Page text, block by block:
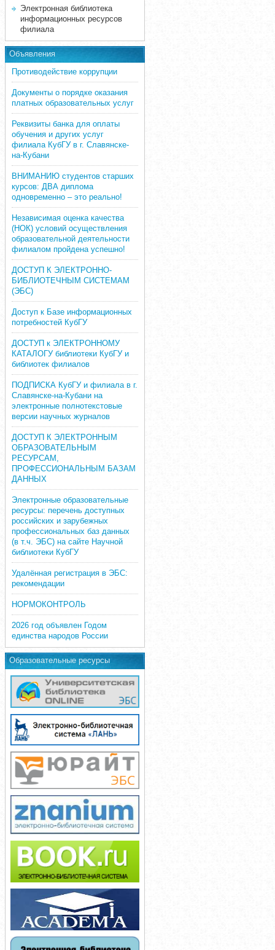
Электронная библиотека
информационных ресурсов
филиала
Объявления
Противодействие коррупции
Документы о порядке оказания
платных образовательных услуг
Реквизиты банка для оплаты
обучения и других услуг
филиала КубГУ в г. Славянске-
на-Кубани
ВНИМАНИЮ студентов старших
курсов: ДВА диплома
одновременно – это реально!
Независимая оценка качества
(НОК) условий осуществления
образовательной деятельности
филиалом пройдена успешно!
ДОСТУП К ЭЛЕКТРОННО-
БИБЛИОТЕЧНЫМ СИСТЕМАМ
(ЭБС)
Доступ к Базе информационных
потребностей КубГУ
ДОСТУП к ЭЛЕКТРОННОМУ
КАТАЛОГУ библиотеки КубГУ и
библиотек филиалов
ПОДПИСКА КубГУ и филиала в г.
Славянске-на-Кубани на
электронные полнотекстовые
версии научных журналов
ДОСТУП К ЭЛЕКТРОННЫМ
ОБРАЗОВАТЕЛЬНЫМ
РЕСУРСАМ,
ПРОФЕССИОНАЛЬНЫМ БАЗАМ
ДАННЫХ
Электронные образовательные
ресурсы: перечень доступных
российских и зарубежных
профессиональных баз данных
(в т.ч. ЭБС) на сайте Научной
библиотеки КубГУ
Удалённая регистрация в ЭБС:
рекомендации
НОРМОКОНТРОЛЬ
2026 год объявлен Годом
единства народов России
Образовательные ресурсы